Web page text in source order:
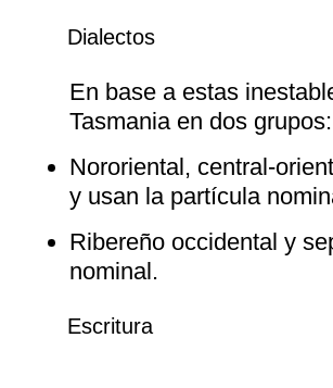
Dialectos
En base a estas
Tasmania en dos grupos:
Nororiental, central-
y usan la partícula
Ribereño occidental y
nominal.
Escritura